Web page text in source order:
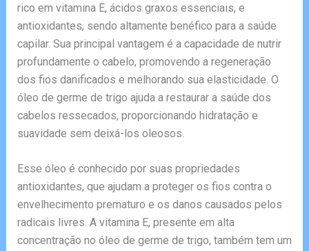
rico em vitamina E, ácidos graxos essenciais, e
antioxidantes, sendo altamente benéfico para a saúde
capilar. Sua principal vantagem é a capacidade de nutrir
profundamente o cabelo, promovendo a regeneração
dos fios danificados e melhorando sua elasticidade. O
óleo de germe de trigo ajuda a restaurar a saúde dos
cabelos ressecados, proporcionando hidratação e
suavidade sem deixá-los oleosos.
Esse óleo é conhecido por suas propriedades
antioxidantes, que ajudam a proteger os fios contra o
envelhecimento prematuro e os danos causados pelos
radicais livres. A vitamina E, presente em alta
concentração no óleo de germe de trigo, também tem um